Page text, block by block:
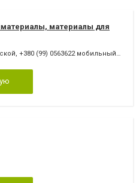
материалы для
, +380 (99) 0563622 мобильный,+380